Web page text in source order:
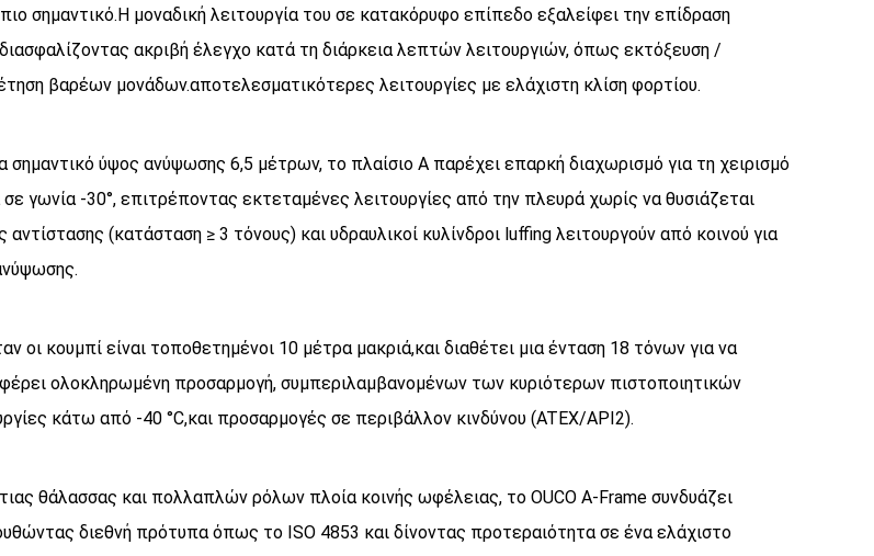
σημαντικό.Η μοναδική λειτουργία του σε κατακόρυφο επίπεδο εξαλείφει την επίδραση
ακριβή έλεγχο κατά τη διάρκεια λεπτών λειτουργιών, όπως εκτόξευση /
βαρέων μονάδων.αποτελεσματικότερες λειτουργίες με ελάχιστη κλίση φορτίου.
ύψος ανύψωσης 6,5 μέτρων, το πλαίσιο Α παρέχει επαρκή διαχωρισμό για τη χειρισμό
γωνία -30°, επιτρέποντας εκτεταμένες λειτουργίες από την πλευρά χωρίς να θυσιάζεται
(κατάσταση ≥ 3 τόνους) και υδραυλικοί κυλίνδροι luffing λειτουργούν από κοινού για
οι κουμπί είναι τοποθετημένοι 10 μέτρα μακριά,και διαθέτει μια ένταση 18 τόνων για να
ολοκληρωμένη προσαρμογή, συμπεριλαμβανομένων των κυριότερων πιστοποιητικών
κάτω από -40 °C,και προσαρμογές σε περιβάλλον κινδύνου (ATEX/API2).
θάλασσας και πολλαπλών ρόλων πλοία κοινής ωφέλειας, το OUCO A-Frame συνδυάζει
διεθνή πρότυπα όπως το ISO 4853 και δίνοντας προτεραιότητα σε ένα ελάχιστο